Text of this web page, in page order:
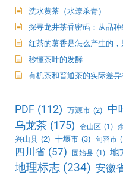
洗水黄茶（水潦杀青）
探寻龙井茶香密码：从品
红茶的薯香是怎么产生的
秒懂茶叶的发酵
有机茶和普通茶的实际差异
PDF (112) 万源市 (2) 中
乌龙茶 (175) 仓山区 (1)
兴山县 (2) 十堰市 (3) 句容市
四川省 (57) 固始县 (1) 地
地理标志 (234) 安徽